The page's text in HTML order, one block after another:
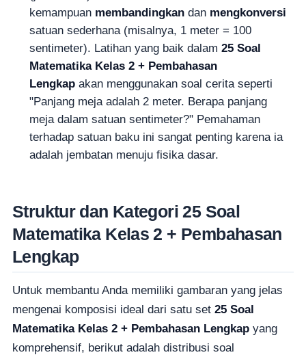
kemampuan membandingkan dan mengkonversi
satuan sederhana (misalnya, 1 meter = 100
sentimeter). Latihan yang baik dalam 25 Soal
Matematika Kelas 2 + Pembahasan
Lengkap akan menggunakan soal cerita seperti
"Panjang meja adalah 2 meter. Berapa panjang
meja dalam satuan sentimeter?" Pemahaman
terhadap satuan baku ini sangat penting karena ia
adalah jembatan menuju fisika dasar.
Struktur dan Kategori 25 Soal
Matematika Kelas 2 + Pembahasan
Lengkap
Untuk membantu Anda memiliki gambaran yang jelas
mengenai komposisi ideal dari satu set 25 Soal
Matematika Kelas 2 + Pembahasan Lengkap yang
komprehensif, berikut adalah distribusi soal